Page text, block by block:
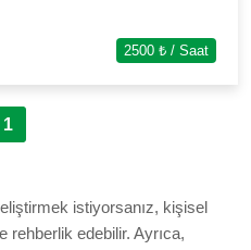
2500 ₺ / Saat
1
istiyorsanız, kişisel
rehberlik edebilir. Ayrıca,